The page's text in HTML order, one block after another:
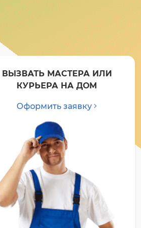
ВЫЗВАТЬ МАСТЕРА ИЛИ
КУРЬЕРА НА ДОМ
Оформить заявку